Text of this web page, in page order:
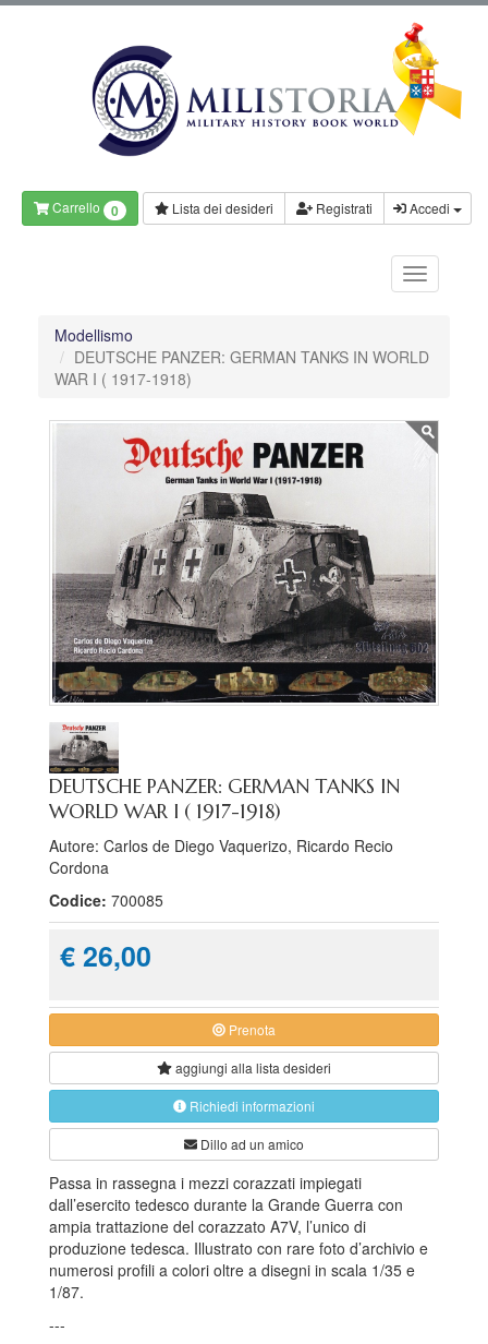
Carrello 0 Lista dei desideri Registrati Accedi
Modellismo
DEUTSCHE PANZER: GERMAN TANKS IN WORLD
WAR I ( 1917-1918)
DEUTSCHE PANZER: GERMAN TANKS IN
WORLD WAR I ( 1917-1918)
Autore: Carlos de Diego Vaquerizo, Ricardo Recio
Cordona
Codice: 700085
€ 26,00
Prenota
aggiungi alla lista desideri
Richiedi informazioni
Dillo ad un amico
Passa in rassegna i mezzi corazzati impiegati
dall’esercito tedesco durante la Grande Guerra con
ampia trattazione del corazzato A7V, l’unico di
produzione tedesca. Illustrato con rare foto d’archivio e
numerosi profili a colori oltre a disegni in scala 1/35 e
1/87.
---